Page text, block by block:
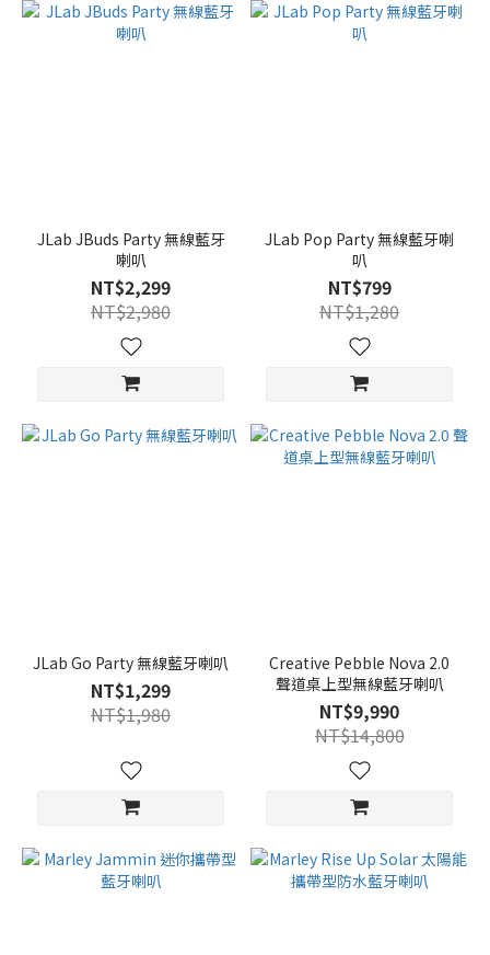
JLab JBuds Party 無線藍牙
喇叭
NT$2,299
NT$2,980
JLab Pop Party 無線藍牙喇
叭
NT$799
NT$1,280
JLab Go Party 無線藍牙喇叭
NT$1,299
NT$1,980
Creative Pebble Nova 2.0
聲道桌上型無線藍牙喇叭
NT$9,990
NT$14,800